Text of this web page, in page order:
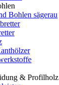
Bohlen sägerau
& Profilholz